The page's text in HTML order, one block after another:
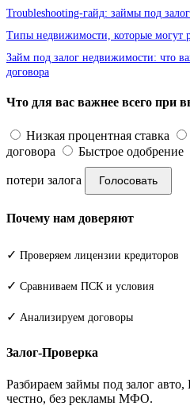
Troubleshooting-гайд: займы под
Типы недвижимости, которые могут
Займ под залог недвижимости: что
договора
Что для вас важнее всего при
Низкая процентная ставка
договора
Быстрое одобрение
потери залога Голосовать
Почему нам доверяют
✓ Проверяем лицензии кредиторов
✓ Сравниваем ПСК и условия
✓ Анализируем договоры
Залог-Проверка
Разбираем займы под залог
честно, без рекламы МФО.